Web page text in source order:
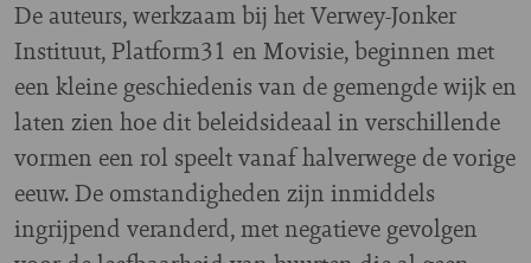
De auteurs, werkzaam bij het Verwey-Jonker
Instituut, Platform31 en Movisie, beginnen met
een kleine geschiedenis van de gemengde wijk en
laten zien hoe dit beleidsideaal in verschillende
vormen een rol speelt vanaf halverwege de vorige
eeuw. De omstandigheden zijn inmiddels
ingrijpend veranderd, met negatieve gevolgen